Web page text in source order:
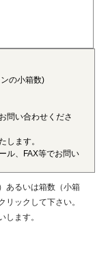
ラス繊維50%で
ックです。エン
耐油性や耐熱性
自動車等輸送機
機器部品、土木
ンジニアリング
レベルの耐薬品
水分解性にも優
の小箱数)
問い合わせくださ
します。
ル、FAX等でお問い
あるいは箱数（小箱
ックして下さい。
します。